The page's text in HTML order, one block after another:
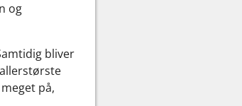
og
bliver
på,